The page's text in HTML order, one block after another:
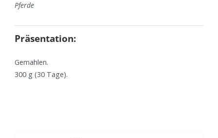
Pferde
Präsentation:
Gemahlen.
300 g (30 Tage).